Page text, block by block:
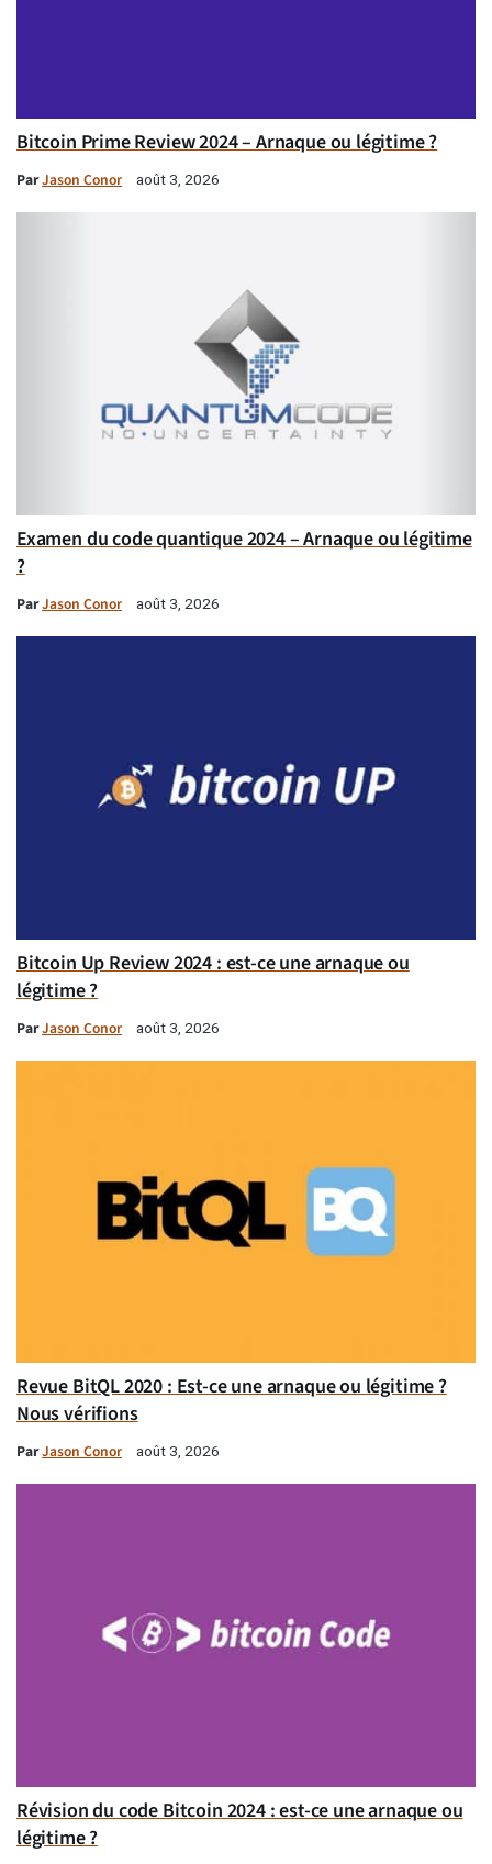
Bitcoin Prime Review 2024 – Arnaque ou légitime ?
ParJason Conor août 3, 2026
Examen du code quantique 2024 – Arnaque ou légitime
?
ParJason Conor août 3, 2026
Bitcoin Up Review 2024 : est-ce une arnaque ou
légitime ?
ParJason Conor août 3, 2026
Revue BitQL 2020 : Est-ce une arnaque ou légitime ?
Nous vérifions
ParJason Conor août 3, 2026
Révision du code Bitcoin 2024 : est-ce une arnaque ou
légitime ?